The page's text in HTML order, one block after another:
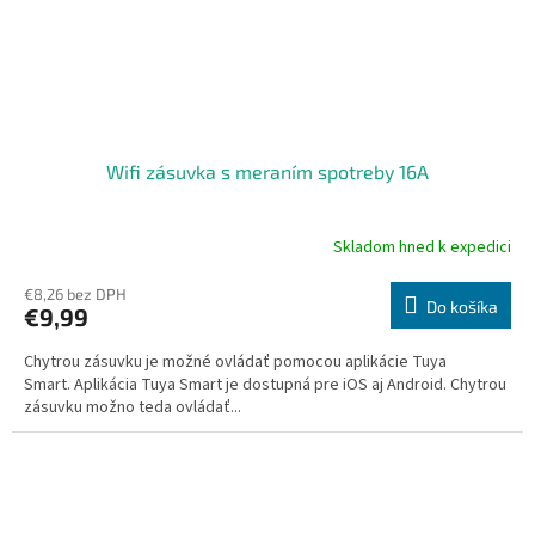
Wifi zásuvka s meraním spotreby 16A
produktu
je
z
5
hviezdičiek.
Skladom hned k expedici
€8,26 bez DPH
€9,99 Do košíka
Chytrou zásuvku je možné ovládať pomocou aplikácie Tuya
Smart. Aplikácia Tuya Smart je dostupná pre iOS aj Android. Chytrou
zásuvku možno teda ovládať...